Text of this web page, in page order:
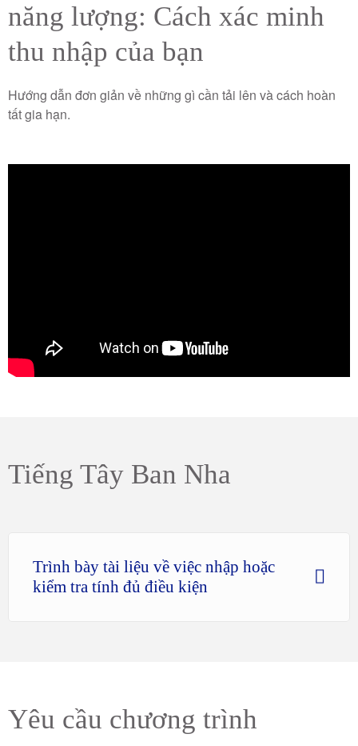
năng lượng: Cách xác minh
thu nhập của bạn
Hướng dẫn đơn giản về những gì cần tải lên và cách hoàn
tất gia hạn.
Tiếng Tây Ban Nha
Trình bày tài liệu về việc nhập hoặc
kiểm tra tính đủ điều kiện
Yêu cầu chương trình